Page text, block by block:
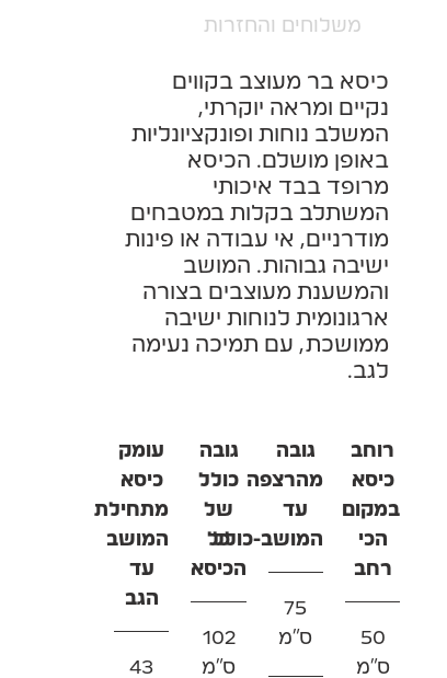
משלוחים והחזרות
כיסא בר מעוצב בקווים
נקיים ומראה יוקרתי,
המשלב נוחות ופונקציונליות
באופן מושלם. הכיסא
מרופד בבד איכותי
המשתלב בקלות במטבחים
מודרניים, אי עבודה או פינות
ישיבה גבוהות. המושב
והמשענת מעוצבים בצורה
ארגונומית לנוחות ישיבה
ממושכת, עם תמיכה נעימה
לגב.
רוחב
כיסא
במקום
הכי
רחב
50
ס"מ
גובה
מהרצפה
עד
המושב-כולל
75
ס"מ
גובה
כולל
של
כל
הכיסא
102
ס"מ
עומק
כיסא
מתחילת
המושב
עד
הגב
43